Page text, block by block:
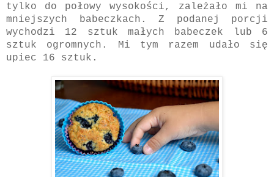
tylko do połowy wysokości, zależało mi na
mniejszych babeczkach. Z podanej porcji
wychodzi 12 sztuk małych babeczek lub 6
sztuk ogromnych. Mi tym razem udało się
upiec 16 sztuk.